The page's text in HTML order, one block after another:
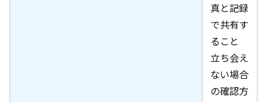
真と記録
で共有す
ること
立ち会え
ない場合
の確認方